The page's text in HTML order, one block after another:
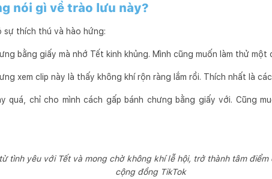
nói gì về trào lưu này?
sự thích thú và hào hứng:
bằng giấy mà nhớ Tết kinh khủng. Mình cũng muốn làm thử một
xem clip này là thấy không khí rộn ràng lắm rồi. Thích nhất là
quá, chỉ cho mình cách gấp bánh chưng bằng giấy với. Cũng
tình yêu với Tết và mong chờ không khí lễ hội, trở thành tâm
cộng đồng TikTok